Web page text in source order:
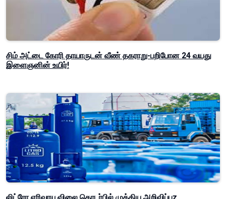
சிம் அட்டை கோரி தாயாருடன் வீண் தகராறு-பறிபோன 24 வயது
இளைஞனின் உயிர்!
லிட்ரோ எரிவாயு விலை தொடர்பில் முக்கிய அறிவிப்புz